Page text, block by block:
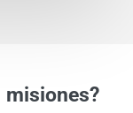
misiones?